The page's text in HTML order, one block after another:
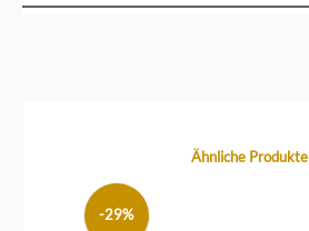
Produktgalerie überspringenÄhnliche Produkte
-29%